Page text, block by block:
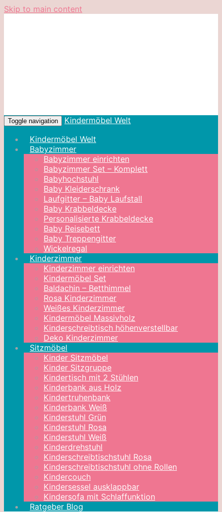
Skip to main content
Toggle navigation
Kindermöbel Welt
Kindermöbel Welt
Babyzimmer
Babyzimmer einrichten
Babyzimmer Set – Komplett
Babyhochstuhl
Baby Kleiderschrank
Laufgitter – Baby Laufstall
Baby Krabbeldecke
Personalisierte Krabbeldecke
Baby Reisebett
Baby Treppengitter
Wickelregal
Kinderzimmer
Kinderzimmer einrichten
Kindermöbel Set
Baldachin – Betthimmel
Rosa Kinderzimmer
Weißes Kinderzimmer
Kindermöbel Massivholz
Kinderschreibtisch höhenverstellbar
Deko Kinderzimmer
Sitzmöbel
Kinder Sitzmöbel
Kinder Sitzgruppe
Kindertisch mit 2 Stühlen
Kinderbank aus Holz
Kindertruhenbank
Kinderbank Weiß
Kinderstuhl Grün
Kinderstuhl Rosa
Kinderstuhl Weiß
Kinderdrehstuhl
Kinderschreibtischstuhl Rosa
Kinderschreibtischstuhl ohne Rollen
Kindercouch
Kindersessel ausklappbar
Kindersofa mit Schlaffunktion
Ratgeber Blog